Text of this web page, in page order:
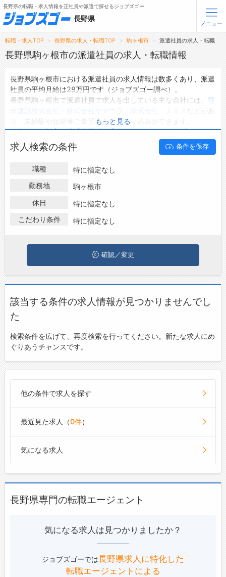
無料会員登録 ログイン
メニュー
トップ
タップで簡単に求人を探す
【初めての方へ】
長野県の求人検索で選ばれる理由
転職支援サービス
お問い合わせ
よくあるご質問
長野県の転職・求人情報を正社員や派遣で探せるジョブズゴー
長野県
メニュー
転職・求人TOP 長野県の求人・転職TOP 駒ヶ根市 派遣社員の求人・転職
長野県駒ヶ根市の派遣社員の求人・転職情報
長野県駒ヶ根市における派遣社員の求人情報は数多くあり、派遣
社員の平均月給は28万円です（ジョブズゴー調べ）。
長野県駒ヶ根市で派遣社員で求人を出している主な会社には、 窪
り、未経験や短期等ご希望の条件で絞り込みができます。
長野県駒ヶ根市の地域密着型の求人サイトであるジョブズゴーで
は長野県駒ヶ根市の派遣社員として働ける求人情報を31件取り扱
っています。
ハローワークにはない求人も多数扱っており、転職だけでなく、
第二新卒から50代・60代以上の方の再就職も可能です。 長野県
駒ヶ根市で派遣社員の求人・転職情報を探している方は、ぜひ興
もっと見る
求人検索の条件 条件を保存
職種
特に指定なし
勤務地
駒ヶ根市
休日
特に指定なし
こだわり条件
特に指定なし
確認／変更
該当する条件の求人情報が見つかりませんでし
た
検索条件を広げて、再度検索を行ってください。新たな求人にめ
ぐりあうチャンスです。
他の条件で求人を探す
最近見た求人（0件）
気になる求人
長野県専門の転職エージェント
気になる求人は見つかりましたか？
ジョブズゴーでは長野県求人に特化した
転職エージェントによる